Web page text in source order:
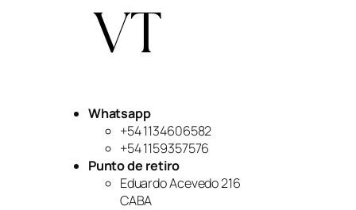
Whatsapp
+54 1134606582
+54 1159357576
Punto de retiro
Eduardo Acevedo 216
CABA